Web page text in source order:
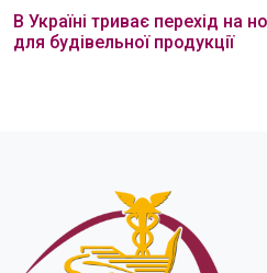
В Україні триває перехід на
для будівельної продукції